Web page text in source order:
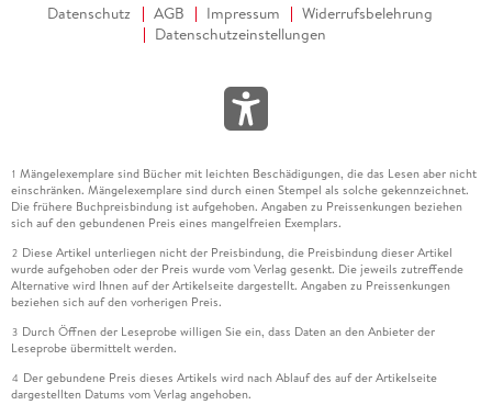
Datenschutz AGB Impressum
Widerrufsbelehrung
Datenschutzeinstellungen
1 Mängelexemplare sind Bücher mit leichten Beschädigungen, die das Lesen aber nicht
einschränken. Mängelexemplare sind durch einen Stempel als solche gekennzeichnet.
Die frühere Buchpreisbindung ist aufgehoben. Angaben zu Preissenkungen beziehen
sich auf den gebundenen Preis eines mangelfreien Exemplars.
2 Diese Artikel unterliegen nicht der Preisbindung, die Preisbindung dieser Artikel
wurde aufgehoben oder der Preis wurde vom Verlag gesenkt. Die jeweils zutreffende
Alternative wird Ihnen auf der Artikelseite dargestellt. Angaben zu Preissenkungen
beziehen sich auf den vorherigen Preis.
3 Durch Öffnen der Leseprobe willigen Sie ein, dass Daten an den Anbieter der
Leseprobe übermittelt werden.
4 Der gebundene Preis dieses Artikels wird nach Ablauf des auf der Artikelseite
dargestellten Datums vom Verlag angehoben.